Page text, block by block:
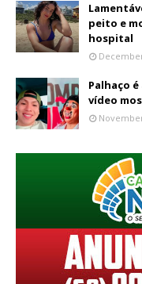
peito e
hospital
Palhaço
vídeo